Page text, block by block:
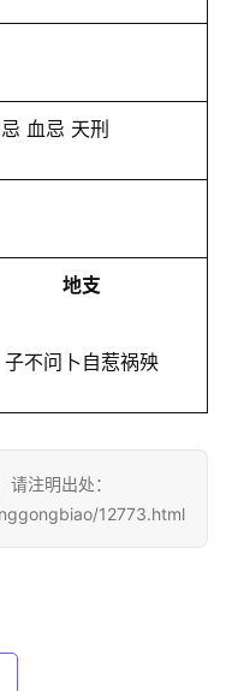
血忌 天刑
地支
子不问卜自惹祸殃
注明出处：
12773.html